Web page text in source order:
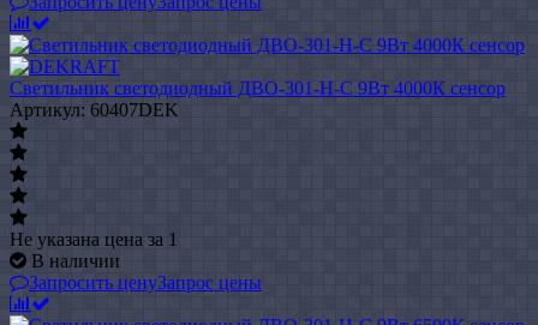
Светильник светодиодный ДВО-301-Н-С 9Вт 4000К сенсор
Артикул: 60407DEK
Не указана цена за 1
В наличии
Запросить ценуЗапрос цены